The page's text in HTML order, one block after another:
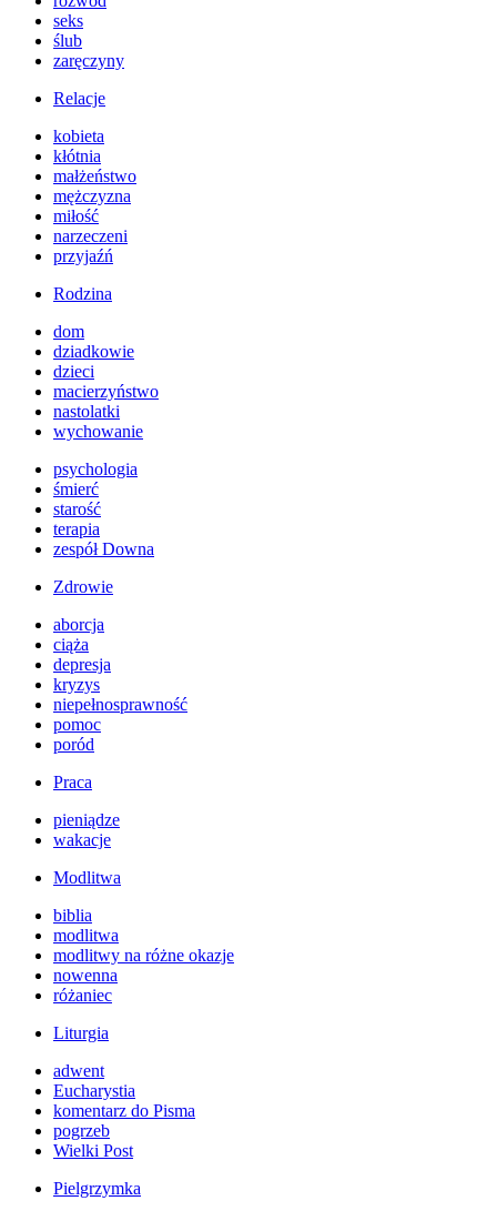
seks
ślub
zaręczyny
Relacje
kobieta
kłótnia
małżeństwo
mężczyzna
miłość
narzeczeni
przyjaźń
Rodzina
dom
dziadkowie
dzieci
macierzyństwo
nastolatki
wychowanie
psychologia
śmierć
starość
terapia
zespół Downa
Zdrowie
aborcja
ciąża
depresja
kryzys
niepełnosprawność
pomoc
poród
Praca
pieniądze
wakacje
Modlitwa
biblia
modlitwa
modlitwy na różne okazje
nowenna
różaniec
Liturgia
adwent
Eucharystia
komentarz do Pisma
pogrzeb
Wielki Post
Pielgrzymka